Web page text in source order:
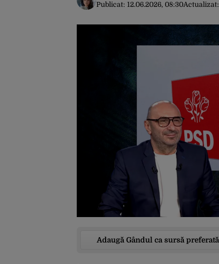
Publicat: 12.06.2026, 08:30Actualizat:
Adaugă Gândul ca sursă preferată